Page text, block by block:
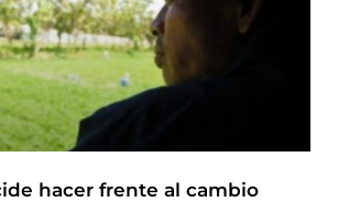
hacer frente al cambio